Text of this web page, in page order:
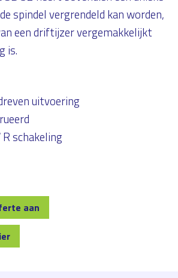
spindel vergrendeld kan worden,
een driftijzer vergemakkelijkt
is.
uitvoering
schakeling
aan